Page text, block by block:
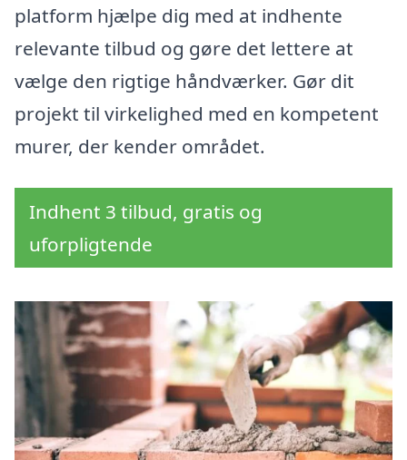
platform hjælpe dig med at indhente
relevante tilbud og gøre det lettere at
vælge den rigtige håndværker. Gør dit
projekt til virkelighed med en kompetent
murer, der kender området.
Indhent 3 tilbud, gratis og
uforpligtende